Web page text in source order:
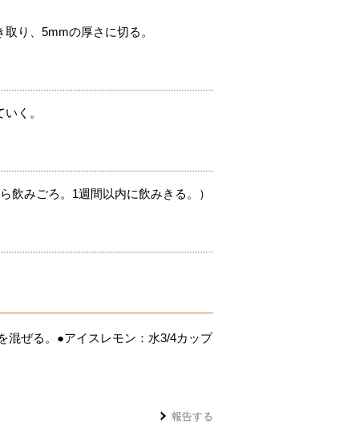
り、5mmの厚さに切る。
く。
飲みごろ。1週間以内に飲みきる。）
混ぜる。●アイスレモン：水3/4カップ
報告する